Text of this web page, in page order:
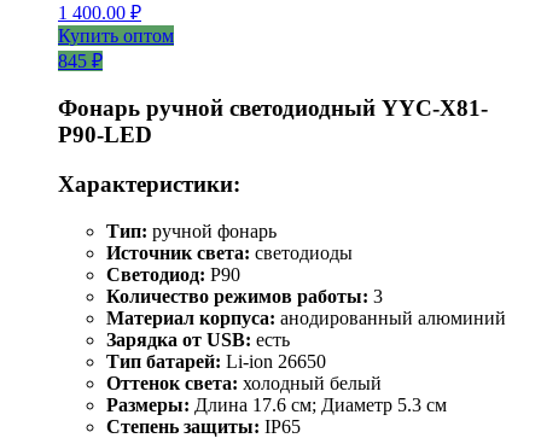
1 400.00 ₽
Купить оптом
845 ₽
Фонарь ручной светодиодный YYC-Х81-
Р90-LED
Характеристики:
Тип: ручной фонарь
Источник света: светодиоды
Светодиод: P90
Количество режимов работы: 3
Материал корпуса: анодированный алюминий
Зарядка от USB: есть
Тип батарей: Li-ion 26650
Оттенок света: холодный белый
Размеры: Длина 17.6 см; Диаметр 5.3 см
Степень защиты: IP65